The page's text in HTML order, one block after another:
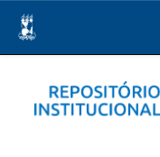
navigation